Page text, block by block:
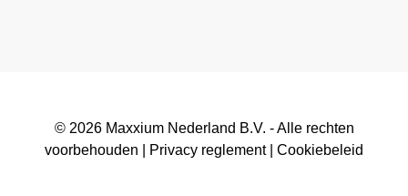
© 2026 Maxxium Nederland B.V. - Alle rechten
voorbehouden |
Privacy reglement| Cookiebeleid